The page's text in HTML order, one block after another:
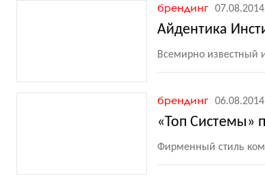
брендинг
Айдентика
Всемирно известный
брендинг
«Топ Системы»
Фирменный стиль